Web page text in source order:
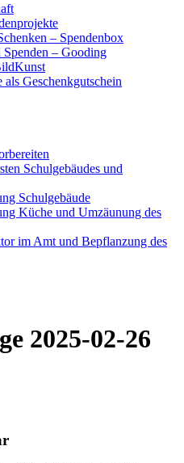
– Spendenbox
– Gooding
als Geschenkgutschein
Schulgebäudes und
Schulgebäude
Küche und Umzäunung des
im Amt und Bepflanzung des
2025-02-26